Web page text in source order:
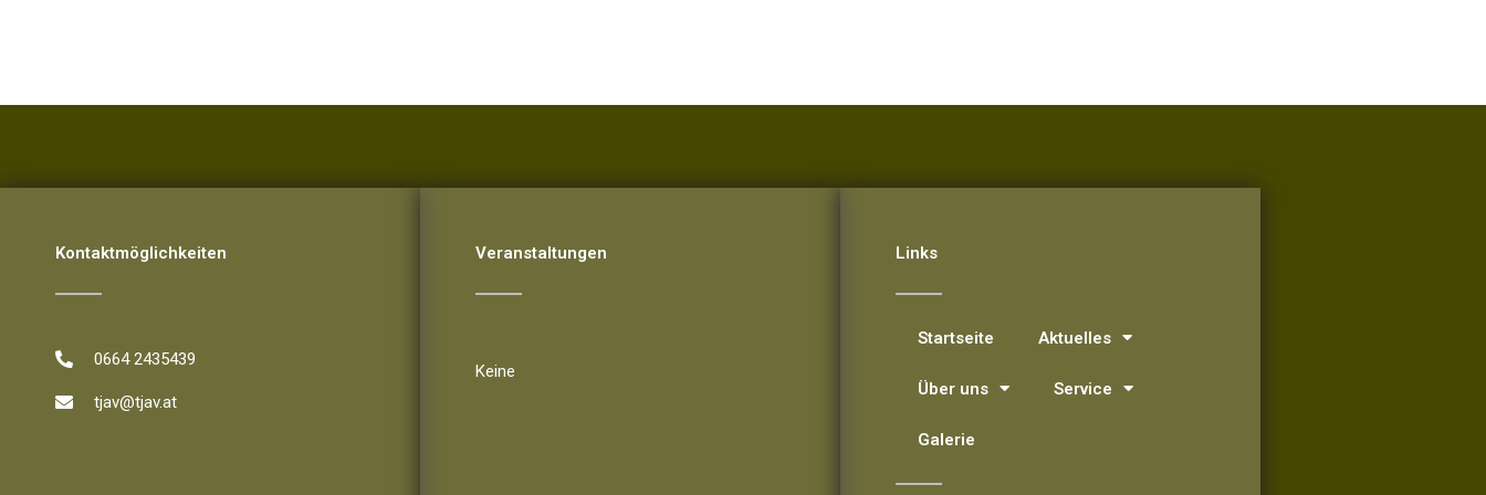
Kontaktmöglichkeiten
0664 2435439
tjav@tjav.at
Veranstaltungen
Keine
Links
Startseite Aktuelles
Über uns Service
Galerie